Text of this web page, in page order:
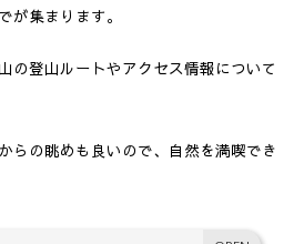
が集まります。
の登山ルートやアクセス情報について
らの眺めも良いので、自然を満喫でき